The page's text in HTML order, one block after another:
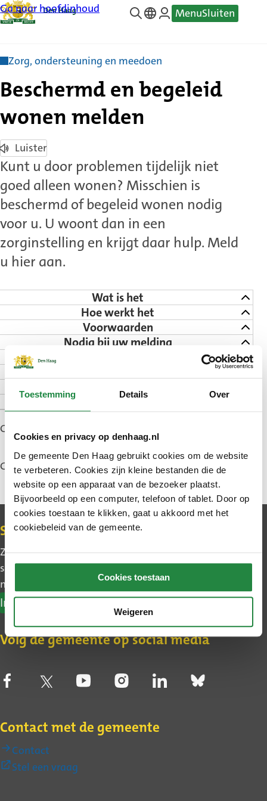
Toestemming Details Over
Cookies en privacy op denhaag.nl
De gemeente Den Haag gebruikt cookies om de website
te verbeteren. Cookies zijn kleine bestanden die de
website op een apparaat van de bezoeker plaatst.
Bijvoorbeeld op een computer, telefoon of tablet. Door op
cookies toestaan te klikken, gaat u akkoord met het
cookiebeleid van de gemeente.
Cookies toestaan
Weigeren
Ga naar hoofdinhoud
—
MenuSluiten
Zorg, ondersteuning en meedoen
Beschermd en begeleid
wonen melden
Luister
Kunt u door problemen tijdelijk niet
goed alleen wonen? Misschien is
beschermd of begeleid wonen nodig
voor u. U woont dan in een
zorginstelling en krijgt daar hulp. Meld
u hier aan.
Wat is het
Hoe werkt het
Voorwaarden
Nodig bij uw melding
Goed om te weten
Gepubliceerd: 29 januari 2026
Gewijzigd: 15 juli 2026
Contact
Schrijf u in voor de nieuwsbrief
Zo blijft u makkelijk op de hoogte van wat er in uw
stadsdeel gebeurt. Ook leest u het belangrijkste
nieuws uit Den Haag.
Inschrijven nieuwsbrief
Volg de gemeente op social media
Contact met de gemeente
Contact
Stel een vraag